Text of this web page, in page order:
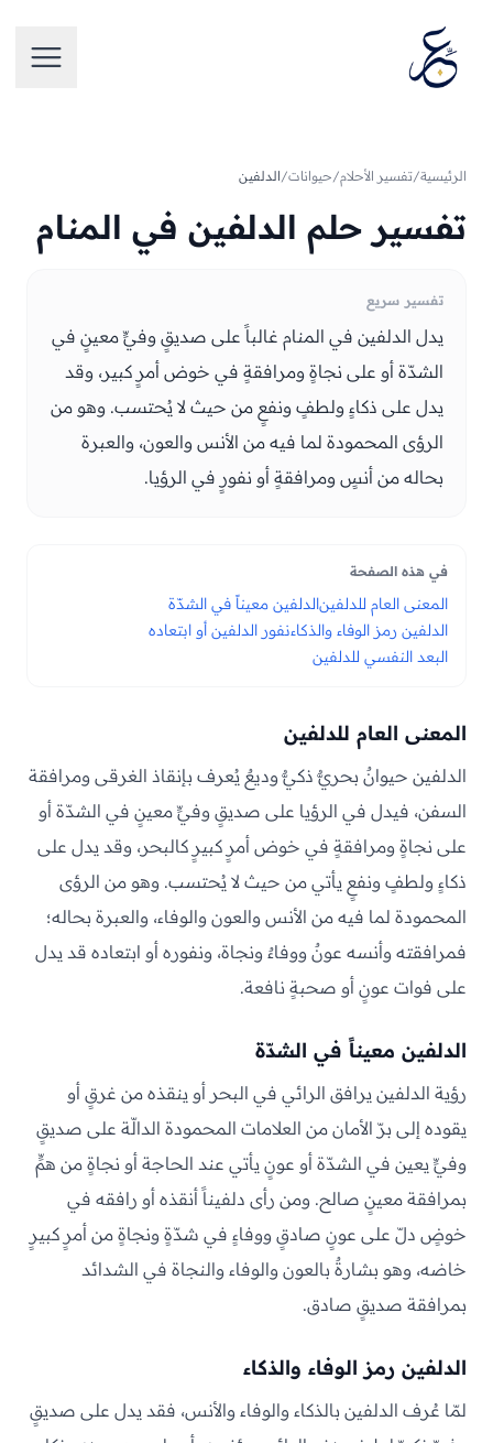
فتح
الرئيسية/تفسير الأحلام/حيوانات/الدلفين
تفسير حلم الدلفين في المنام
تفسير سريع
يدل الدلفين في المنام غالباً على صديقٍ وفيٍّ معينٍ في
الشدّة أو على نجاةٍ ومرافقةٍ في خوض أمرٍ كبير، وقد
يدل على ذكاءٍ ولطفٍ ونفعٍ من حيث لا يُحتسب. وهو من
الرؤى المحمودة لما فيه من الأنس والعون، والعبرة
بحاله من أنسٍ ومرافقةٍ أو نفورٍ في الرؤيا.
في هذه الصفحة
المعنى العام للدلفينالدلفين معيناً في الشدّة
الدلفين رمز الوفاء والذكاءنفور الدلفين أو ابتعاده
البعد النفسي للدلفين
المعنى العام للدلفين
الدلفين حيوانٌ بحريٌّ ذكيٌّ وديعٌ يُعرف بإنقاذ الغرقى ومرافقة
السفن، فيدل في الرؤيا على صديقٍ وفيٍّ معينٍ في الشدّة أو
على نجاةٍ ومرافقةٍ في خوض أمرٍ كبيرٍ كالبحر، وقد يدل على
ذكاءٍ ولطفٍ ونفعٍ يأتي من حيث لا يُحتسب. وهو من الرؤى
المحمودة لما فيه من الأنس والعون والوفاء، والعبرة بحاله؛
فمرافقته وأنسه عونٌ ووفاءٌ ونجاة، ونفوره أو ابتعاده قد يدل
على فوات عونٍ أو صحبةٍ نافعة.
الدلفين معيناً في الشدّة
رؤية الدلفين يرافق الرائي في البحر أو ينقذه من غرقٍ أو
يقوده إلى برّ الأمان من العلامات المحمودة الدالّة على صديقٍ
وفيٍّ يعين في الشدّة أو عونٍ يأتي عند الحاجة أو نجاةٍ من همٍّ
بمرافقة معينٍ صالح. ومن رأى دلفيناً أنقذه أو رافقه في
خوضٍ دلّ على عونٍ صادقٍ ووفاءٍ في شدّةٍ ونجاةٍ من أمرٍ كبيرٍ
خاضه، وهو بشارةٌ بالعون والوفاء والنجاة في الشدائد
بمرافقة صديقٍ صادق.
الدلفين رمز الوفاء والذكاء
لمّا عُرف الدلفين بالذكاء والوفاء والأنس، فقد يدل على صديقٍ